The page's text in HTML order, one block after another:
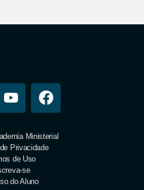
Ministerial
Privacidade
de Uso
se
do Aluno